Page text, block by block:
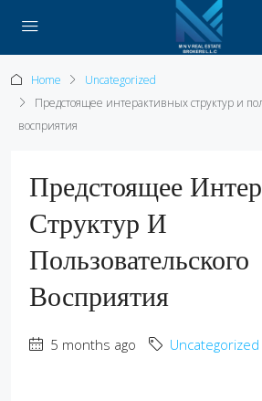
Home
Uncategorized
Предстоящее интерактивных структур и
восприятия
Предстоящее
Структур И
Пользовательского
Восприятия
5 months ago Uncategorized